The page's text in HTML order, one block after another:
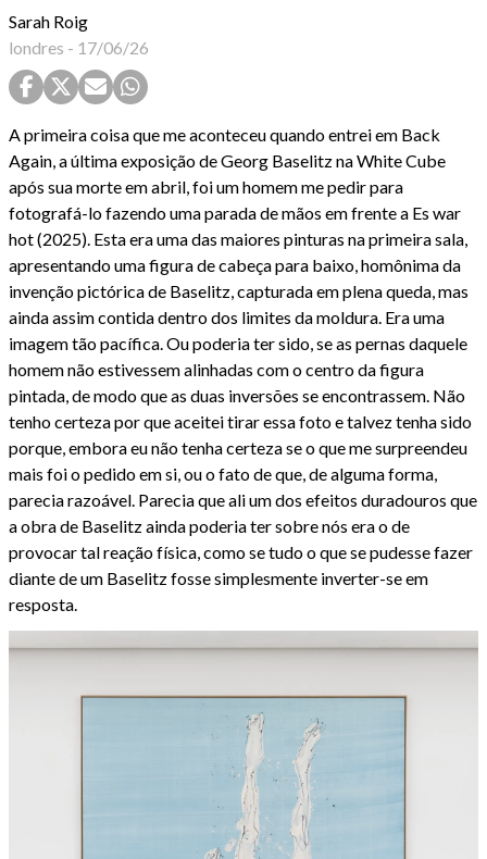
Sarah Roig
londres - 17/06/26
A primeira coisa que me aconteceu quando entrei em Back
Again, a última exposição de Georg Baselitz na White Cube
após sua morte em abril, foi um homem me pedir para
fotografá-lo fazendo uma parada de mãos em frente a Es war
hot (2025). Esta era uma das maiores pinturas na primeira sala,
apresentando uma figura de cabeça para baixo, homônima da
invenção pictórica de Baselitz, capturada em plena queda, mas
ainda assim contida dentro dos limites da moldura. Era uma
imagem tão pacífica. Ou poderia ter sido, se as pernas daquele
homem não estivessem alinhadas com o centro da figura
pintada, de modo que as duas inversões se encontrassem. Não
tenho certeza por que aceitei tirar essa foto e talvez tenha sido
porque, embora eu não tenha certeza se o que me surpreendeu
mais foi o pedido em si, ou o fato de que, de alguma forma,
parecia razoável. Parecia que ali um dos efeitos duradouros que
a obra de Baselitz ainda poderia ter sobre nós era o de
provocar tal reação física, como se tudo o que se pudesse fazer
diante de um Baselitz fosse simplesmente inverter-se em
resposta.